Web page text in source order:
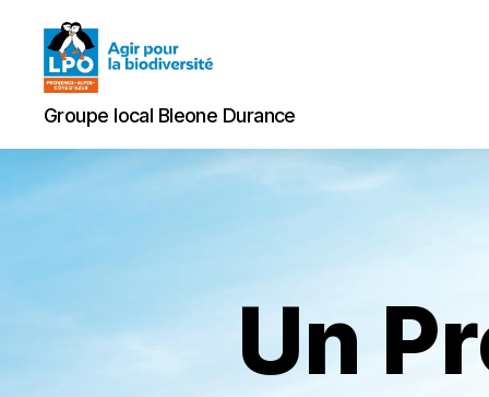
Groupe
local
Bleone
Groupe local Bleone Durance
Un